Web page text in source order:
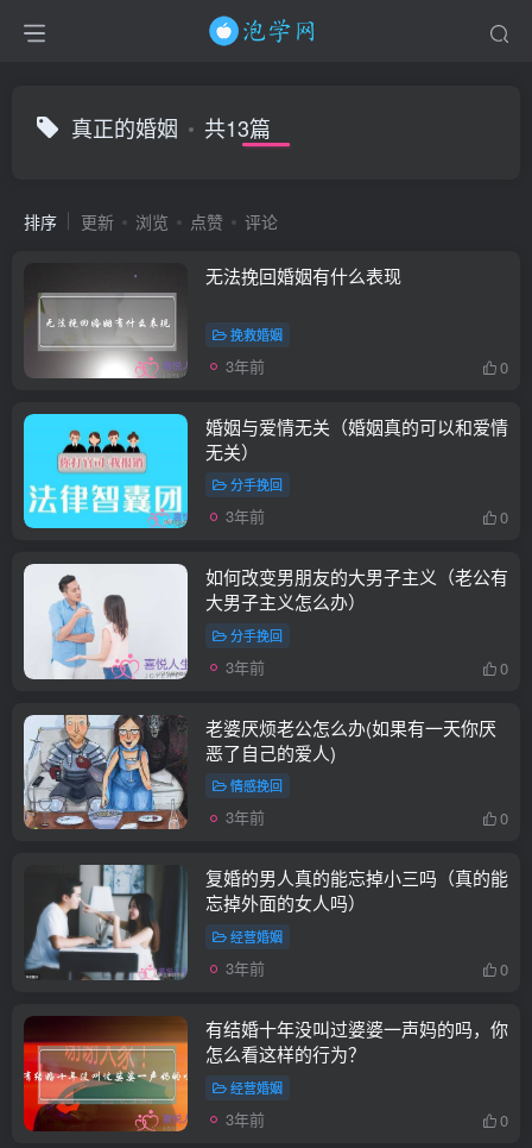
真正的婚姻 共13篇
排序 更新 浏览 点赞 评论
无法挽回婚姻有什么表现
挽救婚姻
3年前 0
婚姻与爱情无关（婚姻真的可以和爱情
无关）
分手挽回
3年前 0
如何改变男朋友的大男子主义（老公有
大男子主义怎么办）
分手挽回
3年前 0
老婆厌烦老公怎么办(如果有一天你厌
恶了自己的爱人)
情感挽回
3年前 0
复婚的男人真的能忘掉小三吗（真的能
忘掉外面的女人吗）
经营婚姻
3年前 0
有结婚十年没叫过婆婆一声妈的吗，你
怎么看这样的行为？
经营婚姻
3年前 0